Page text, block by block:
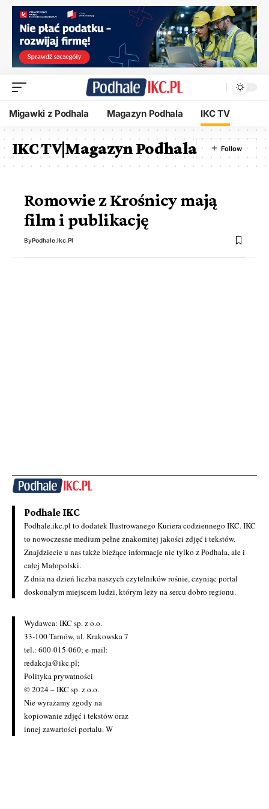
Migawki z Podhala Magazyn Podhala IKC TV
IKC TV|Magazyn Podhala
Romowie z Krośnicy mają
film i publikację
ByPodhale.ikc.pl
Podhale IKC
Podhale.ikc.pl to dodatek Ilustrowanego Kuriera codziennego IKC. IKC
to nowoczesne medium pełne znakomitej jakości zdjęć i tekstów.
Znajdziecie u nas także bieżące informacje nie tylko z Podhala, ale i
całej Małopolski.
Z dnia na dzień liczba naszych czytelników rośnie, czyniąc portal
doskonałym miejscem ludzi, którym leży na sercu dobro regionu.
Wydawca: IKC sp. z o.o.
33-100 Tarnów, ul. Krakowska 7
tel.: 600-015-060; e-mail:
redakcja@ikc.pl;
Polityka prywatności
© 2024 – IKC sp. z o.o.
Nie wyrażamy zgody na
kopiowanie zdjęć i tekstów oraz
innej zawartości portalu. W